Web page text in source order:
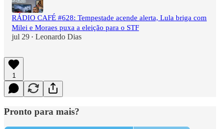
RÁDIO CAFÉ #628: Tempestade acende alerta, Lula briga com
Milei e Moraes puxa a eleição para o STF
jul 29 • Leonardo Dias
1
Pronto para mais?